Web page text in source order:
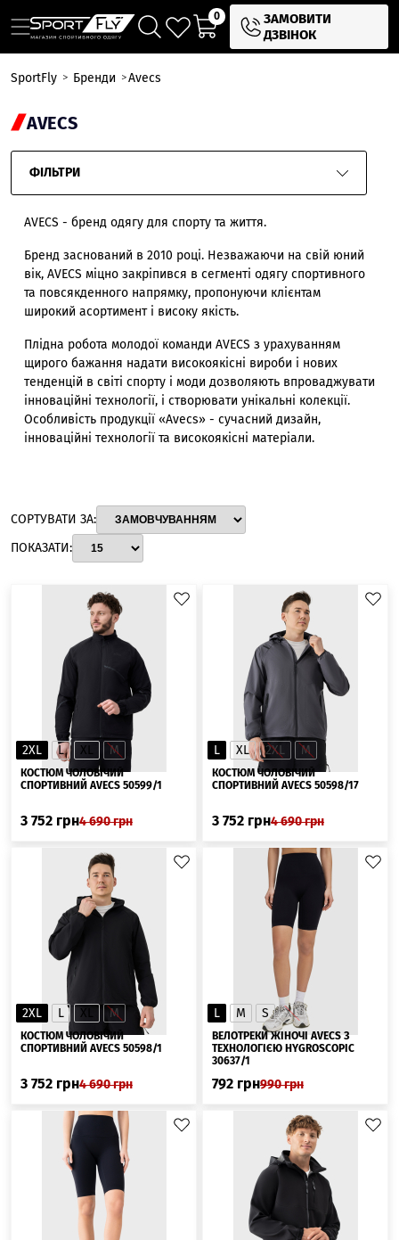
0
ЗАМОВИТИ
ДЗВІНОК
SportFly Бренди Avecs
AVECS
ФІЛЬТРИ
AVECS - бренд одягу для спорту та життя.
Бренд заснований в 2010 році. Незважаючи на свій юний
вік, AVECS міцно закріпився в сегменті одягу спортивного
та повсякденного напрямку, пропонуючи клієнтам
широкий асортимент і високу якість.
Плідна робота молодої команди AVECS з урахуванням
щирого бажання надати високоякісні вироби і нових
тенденцій в світі спорту і моди дозволяють впроваджувати
інноваційні технології, і створювати унікальні колекції.
Особливість продукції «Avecs» - сучасний дизайн,
інноваційні технології та високоякісні матеріали.
СОРТУВАТИ ЗА:
ПОКАЗАТИ:
2XL L XL M
КОСТЮМ ЧОЛОВІЧИЙ
СПОРТИВНИЙ AVECS 50599/1
3 752 грн4 690грн
L XL 2XL M
КОСТЮМ ЧОЛОВІЧИЙ
СПОРТИВНИЙ AVECS 50598/17
3 752 грн4 690грн
2XL L XL M
КОСТЮМ ЧОЛОВІЧИЙ
СПОРТИВНИЙ AVECS 50598/1
3 752 грн4 690грн
L M S XL
ВЕЛОТРЕКИ ЖІНОЧІ AVECS З
ТЕХНОЛОГІЄЮ HYGROSCOPIC
30637/1
792 грн990грн